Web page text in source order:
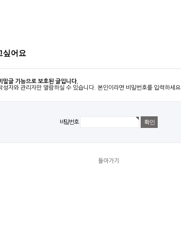
싶어요
밀글 기능으로 보호된 글입니다.
성자와 관리자만 열람하실 수 있습니다. 본인이라면 비밀번호를 입력하세요.
비밀번호
돌아가기